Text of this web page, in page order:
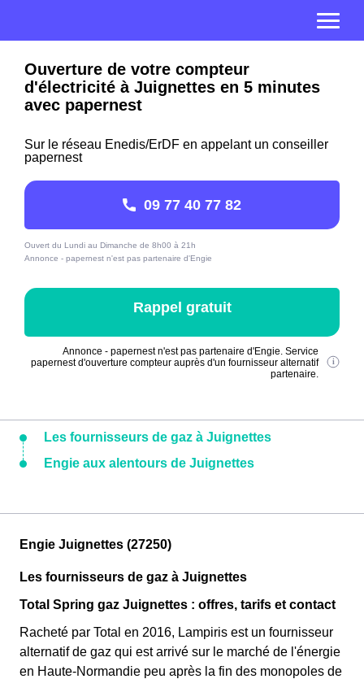
Ouverture de votre compteur
d'électricité à Juignettes en 5 minutes
avec papernest
Sur le réseau Enedis/ErDF en appelant un conseiller
papernest
09 77 40 77 82
Ouvert du Lundi au Dimanche de 8h00 à 21h
Annonce - papernest n'est pas partenaire d'Engie
Rappel gratuit
Annonce - papernest n'est pas partenaire d'Engie. Service
papernest d'ouverture compteur auprès d'un fournisseur alternatif
partenaire.
Les fournisseurs de gaz à Juignettes
Engie aux alentours de Juignettes
Engie Juignettes (27250)
Les fournisseurs de gaz à Juignettes
Total Spring gaz Juignettes : offres, tarifs et contact
Racheté par Total en 2016, Lampiris est un fournisseur
alternatif de gaz qui est arrivé sur le marché de l'énergie
en Haute-Normandie peu après la fin des monopoles de